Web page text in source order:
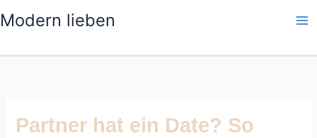
Inhalt
Modern lieben
Partner hat ein Date? So